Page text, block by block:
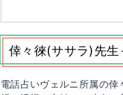
倖々徠(ササラ)先生
電話占いヴェルニ所属の